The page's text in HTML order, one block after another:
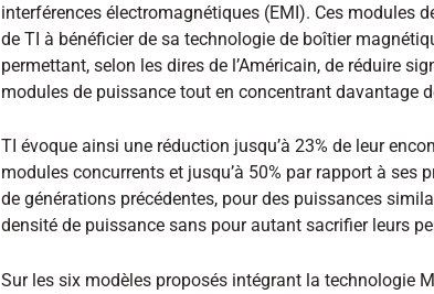
interférences électromagnétiques (EMI). Ces modules
de TI à bénéficier de sa technologie de boîtier
permettant, selon les dires de l’Américain, de réduire
modules de puissance tout en concentrant davantage
TI évoque ainsi une réduction jusqu’à 23% de leur
modules concurrents et jusqu’à 50% par rapport à ses
de générations précédentes, pour des puissances
densité de puissance sans pour autant sacrifier leurs
Sur les six modèles proposés intégrant la technologie